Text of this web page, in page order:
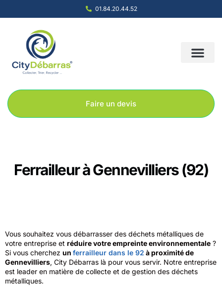
01.84.20.44.52
Faire un devis
Ferrailleur à Gennevilliers (92)
Vous souhaitez vous débarrasser des déchets métalliques de
votre entreprise et réduire votre empreinte environnementale ?
Si vous cherchez un ferrailleur dans le 92 à proximité de
Gennevilliers, City Débarras là pour vous servir. Notre entreprise
est leader en matière de collecte et de gestion des déchets
métalliques.